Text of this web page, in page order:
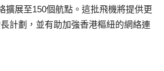
擴展至150個航點。這批飛機將提供更
計劃，並有助加強香港樞紐的網絡連